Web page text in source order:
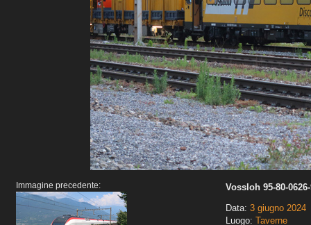
Immagine precedente:
Vossloh 95-80-
Data: 3 giugno 2024
Luogo: Taverne